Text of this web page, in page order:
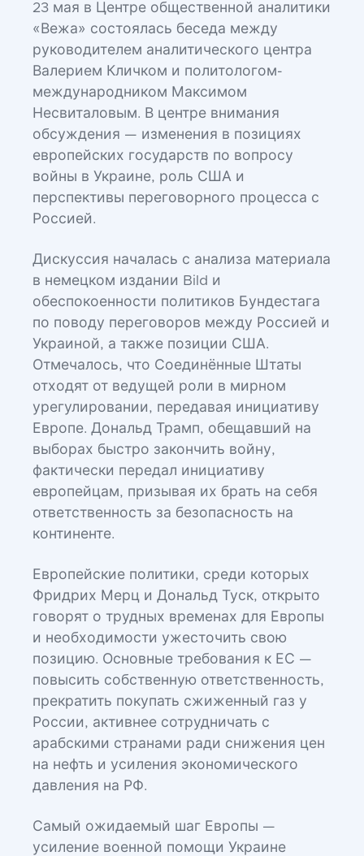
23 мая в Центре общественной аналитики
«Вежа» состоялась беседа между
руководителем аналитического центра
Валерием Кличком и политологом-
международником Максимом
Несвиталовым. В центре внимания
обсуждения — изменения в позициях
европейских государств по вопросу
войны в Украине, роль США и
перспективы переговорного процесса с
Россией.
Дискуссия началась с анализа материала
в немецком издании Bild и
обеспокоенности политиков Бундестага
по поводу переговоров между Россией и
Украиной, а также позиции США.
Отмечалось, что Соединённые Штаты
отходят от ведущей роли в мирном
урегулировании, передавая инициативу
Европе. Дональд Трамп, обещавший на
выборах быстро закончить войну,
фактически передал инициативу
европейцам, призывая их брать на себя
ответственность за безопасность на
континенте.
Европейские политики, среди которых
Фридрих Мерц и Дональд Туск, открыто
говорят о трудных временах для Европы
и необходимости ужесточить свою
позицию. Основные требования к ЕС —
повысить собственную ответственность,
прекратить покупать сжиженный газ у
России, активнее сотрудничать с
арабскими странами ради снижения цен
на нефть и усиления экономического
давления на РФ.
Самый ожидаемый шаг Европы —
усиление военной помощи Украине